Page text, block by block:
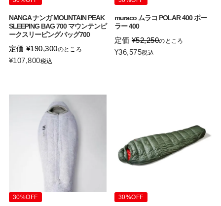
NANGA ナンガ MOUNTAIN PEAK
SLEEPING BAG 700 マウンテンピ
ークスリーピングバッグ700
定価 ¥190,300のところ
¥107,800税込
muraco ムラコ POLAR 400 ポー
ラー 400
定価 ¥52,250のところ
¥36,575税込
30%OFF 30%OFF